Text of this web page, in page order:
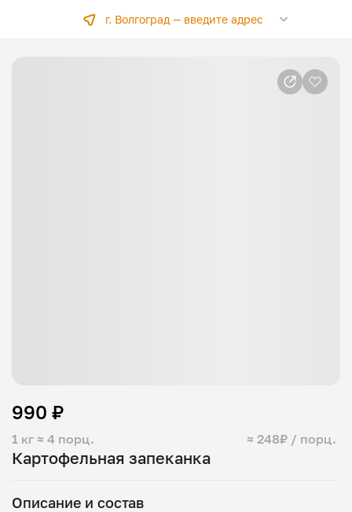
г. Волгоград —введите адрес
Картофельная запеканка
1 кг ≈ 4 порц. ≈ 248₽ / порц.
990 ₽
Описание и состав